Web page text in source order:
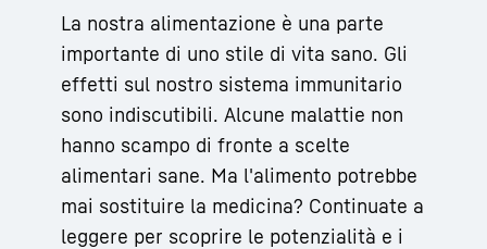
La nostra alimentazione è una parte
importante di uno stile di vita sano. Gli
effetti sul nostro sistema immunitario
sono indiscutibili. Alcune malattie non
hanno scampo di fronte a scelte
alimentari sane. Ma l'alimento potrebbe
mai sostituire la medicina? Continuate a
leggere per scoprire le potenzialità e i